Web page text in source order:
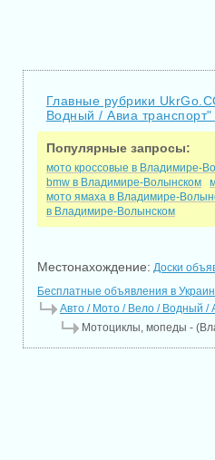
Главные рубрики
Водный / Авиа
Популярные запросы:
мото кроссовые в Владимире-
bmw в Владимире-Волынском
мото ямаха в Владимире-
в Владимире-Волынском
Местонахождение: Доски
Бесплатные объявления в
Авто / Мото / Вело / Водный /
Мотоциклы, мопеды -